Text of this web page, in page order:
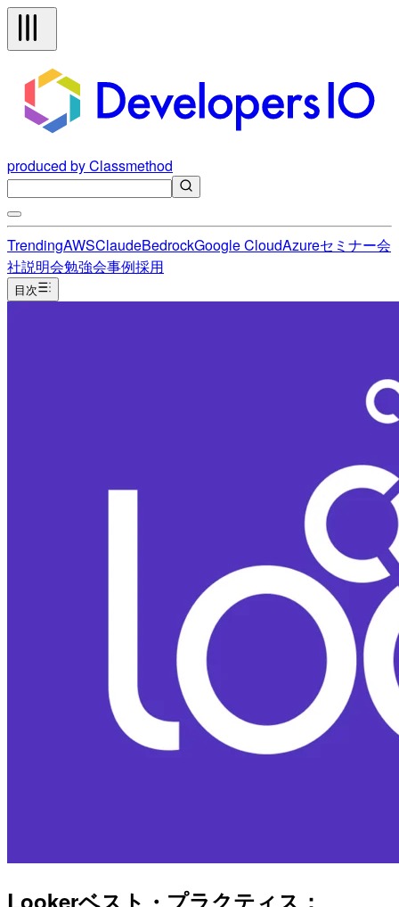
produced by Classmethod
TrendingAWSClaudeBedrockGoogle CloudAzureセミナー会
社説明会勉強会事例採用
目次
Lookerベスト・プラクティス：